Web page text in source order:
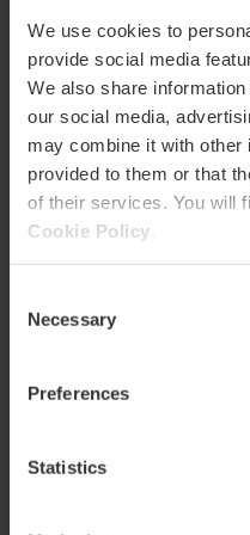
We use cookies to
provide social media
We also share
our social media,
may combine it with other
provided to them or that
of their services. You will
Cookie Policy
Selection
Necessary
Preferences
Statistics